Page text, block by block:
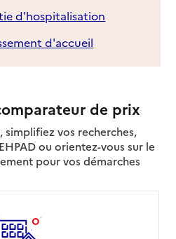
(Caf) de Haute-
de l'administration - Base de
(data.gouv.fr)
d'hospitalisation
d'accueil
de prix
simplifiez vos recherches,
ou orientez-vous sur le
pour vos démarches